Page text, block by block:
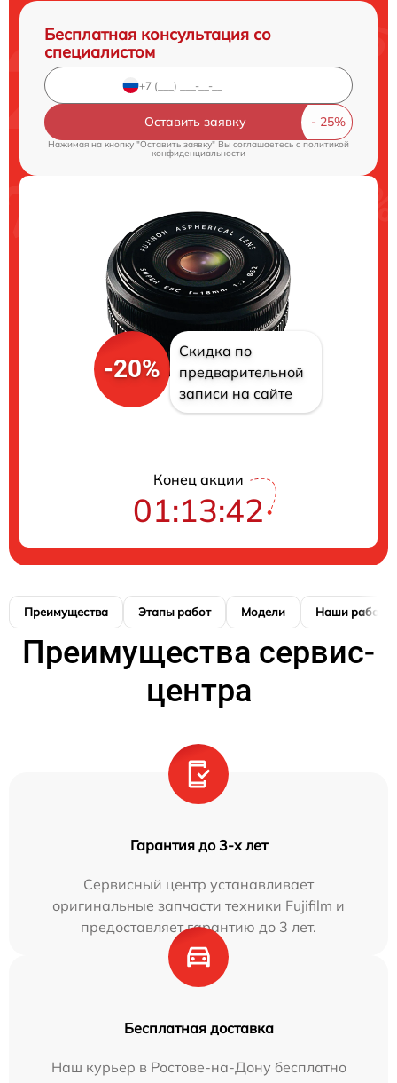
Бесплатная консультация со
специалистом
Оставить заявку
Нажимая на кнопку "Оставить заявку" Вы соглашаетесь c политикой
конфиденциальности
-20%
Скидка по
предварительной
записи на сайте
Конец акции
01:13:42
Преимущества Этапы работ Модели Наши работы
Преимущества сервис-
центра
Гарантия до 3-х лет
Сервисный центр устанавливает
оригинальные запчасти техники Fujifilm и
предоставляет гарантию до 3 лет.
Бесплатная доставка
Наш курьер в Ростове-на-Дону бесплатно